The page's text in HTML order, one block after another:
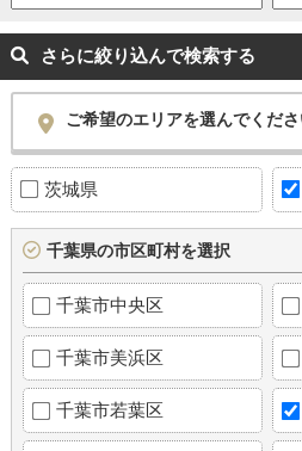
さらに絞り込んで検索する
ご希望のエリアを選んでくだ
茨城県
千葉県の市区町村を選択
千葉市中央区
千葉市美浜区
千葉市若葉区